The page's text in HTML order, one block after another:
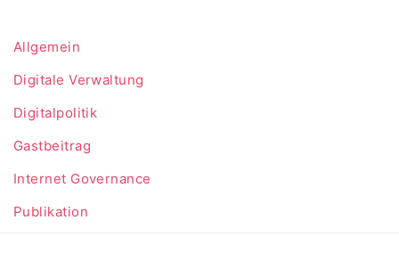
Allgemein
Digitale Verwaltung
Digitalpolitik
Gastbeitrag
Internet Governance
Publikation